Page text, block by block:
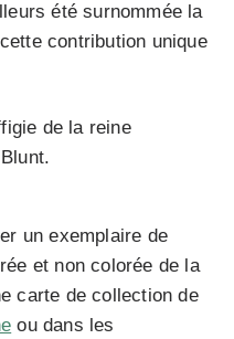
été surnommée la
contribution unique
de la reine
un exemplaire de
et non colorée de la
carte de collection de
ou dans les